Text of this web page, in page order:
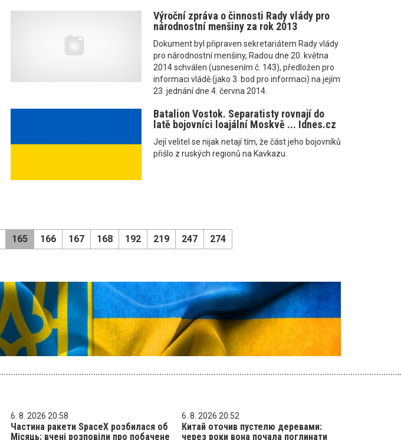
Výroční zpráva o činnosti Rady vlády pro
národnostní menšiny za rok 2013
Dokument byl připraven sekretariátem Rady vlády
pro národnostní menšiny, Radou dne 20. května
2014 schválen (usnesením č. 143), předložen pro
informaci vládě (jako 3. bod pro informaci) na jejím
23. jednání dne 4. června 2014.
Batalion Vostok. Separatisty rovnají do
latě bojovníci loajální Moskvě ... Idnes.cz
Její velitel se nijak netají tím, že část jeho bojovníků
přišlo z ruských regionů na Kavkazu.
165 166 167 168 192 219 247 274
6. 8. 2026 20:58
Частина ракети SpaceX розбилася об
Місяць: вчені розповіли про побачене
6. 8. 2026 20:52
Китай оточив пустелю деревами:
через роки вона почала поглинати